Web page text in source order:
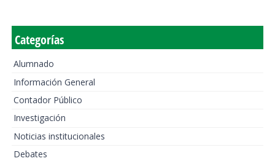
Categorías
Alumnado
Información General
Contador Público
Investigación
Noticias institucionales
Debates